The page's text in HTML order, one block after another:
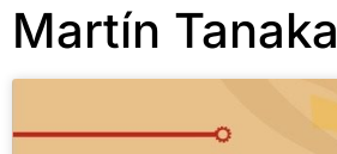
Martín Tanaka